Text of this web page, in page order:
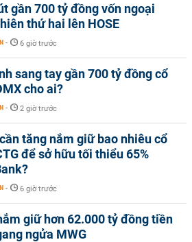
gần 700 tỷ đồng vốn ngoại
thứ hai lên HOSE
- 6 giờ trước
sang tay gần 700 tỷ đồng cổ
cho ai?
- 2 giờ trước
tăng nắm giữ bao nhiêu cổ
để sở hữu tối thiểu 65%
- 6 giờ trước
giữ hơn 62.000 tỷ đồng tiền
ngửa MWG